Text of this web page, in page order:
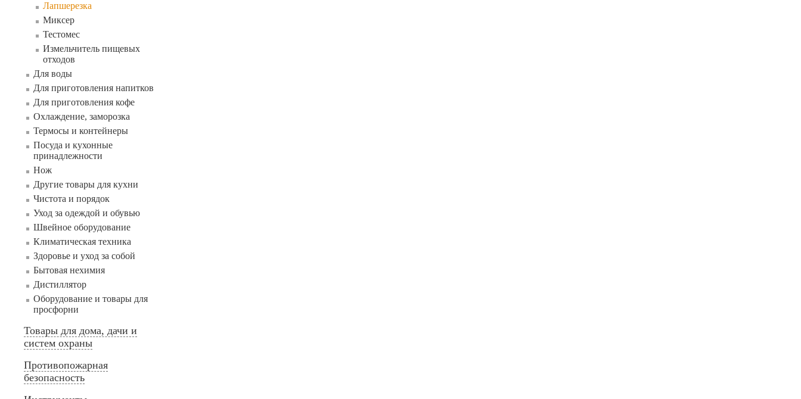
Лапшерезка
Миксер
Тестомес
Измельчитель пищевых
отходов
Для воды
Для приготовления напитков
Для приготовления кофе
Охлаждение, заморозка
Термосы и контейнеры
Посуда и кухонные
принадлежности
Нож
Другие товары для кухни
Чистота и порядок
Уход за одеждой и обувью
Швейное оборудование
Климатическая техника
Здоровье и уход за собой
Бытовая нехимия
Дистиллятор
Оборудование и товары для
просфорни
Товары для дома, дачи и
систем охраны
Противопожарная
безопасность